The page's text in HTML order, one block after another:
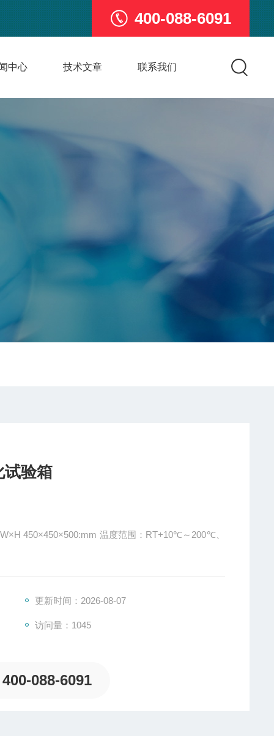
400-088-6091
中心 技术文章 联系我们
试验箱
450×450×500:mm 温度范围：RT+10℃～200℃、
更新时间：2026-08-07
访问量：1045
400-088-6091